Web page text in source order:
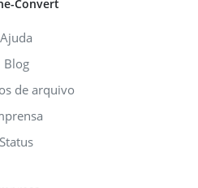
Convert
Ajuda
Blog
de arquivo
Status